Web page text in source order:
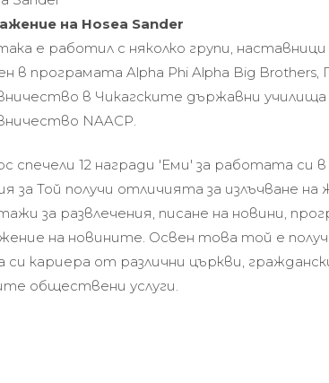
на Hosea Sander
е работил с няколко групи, наставници
в програмата Alpha Phi Alpha Big Brothers,
в Чикагските държавни
NAACP.
спечели 12 награди 'Еми' за работата си
за Той получи отличията за излъчване
за развлечения, писане на новини,
на новините. Освен това той е
си кариера от различни църкви,
обществени услуги.